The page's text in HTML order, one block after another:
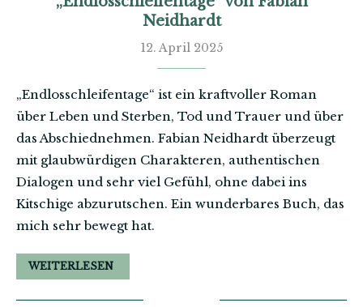
Neidhardt
12. April 2025
„Endlosschleifentage“ ist ein kraftvoller Roman
über Leben und Sterben, Tod und Trauer und über
das Abschiednehmen. Fabian Neidhardt überzeugt
mit glaubwürdigen Charakteren, authentischen
Dialogen und sehr viel Gefühl, ohne dabei ins
Kitschige abzurutschen. Ein wunderbares Buch, das
mich sehr bewegt hat.
WEITERLESEN